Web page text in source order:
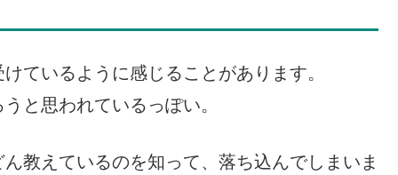
ているように感じることがあります。
と思われているっぽい。
教えているのを知って、落ち込んでしまいま